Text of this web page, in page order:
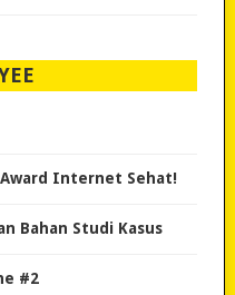
Internet Sehat!
Bahan Studi Kasus
#2